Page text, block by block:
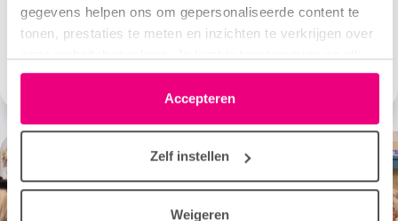
gegevens helpen ons om gepersonaliseerde content te
tonen, prestaties te meten en inzichten te verkrijgen over
moment wijzigen of intrekken via het cookie-icoontje
linksonder elke pagina. De lijst met partners is te vinden
in het tabblad “details”.
Accepteren
Zelf instellen
Weigeren
Apeldoorn
15 september 2026
14:00- 16:00